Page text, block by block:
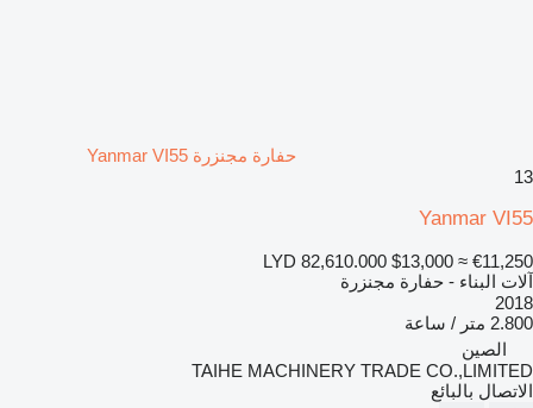
حفارة مجنزرة Yanmar VI55
13
Yanmar VI55
LYD 82,610.000 $13,000 ≈ €11,250
آلات البناء - حفارة مجنزرة
2018
2.800 متر / ساعة
الصين
TAIHE MACHINERY TRADE CO.,LIMITED
الاتصال بالبائع